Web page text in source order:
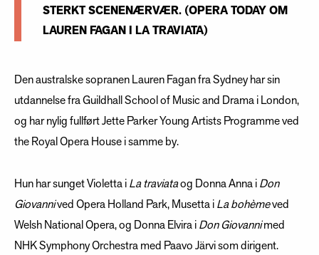
STERKT SCENENÆRVÆR. (OPERA TODAY OM
LAUREN FAGAN I LA TRAVIATA)
Den australske sopranen Lauren Fagan fra Sydney har sin
utdannelse fra Guildhall School of Music and Drama i London,
og har nylig fullført Jette Parker Young Artists Programme ved
the Royal Opera House i samme by.
Hun har sunget Violetta iLa traviataog Donna Anna iDon
Giovannived Opera Holland Park, Musetta iLa bohèmeved
Welsh National Opera, og Donna Elvira iDon Giovannimed
NHK Symphony Orchestra med Paavo Järvi som dirigent.